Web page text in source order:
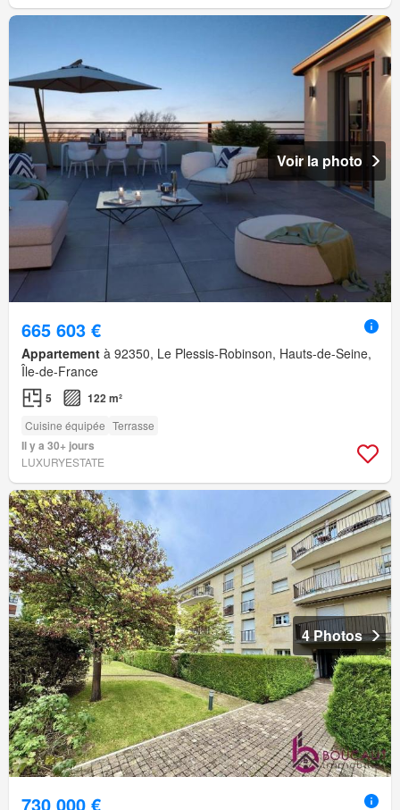
Voir la photo
665 603 €
Appartement à 92350, Le Plessis-Robinson, Hauts-de-Seine,
Île-de-France
5 122 m²
Cuisine équipée Terrasse
Il y a 30+ jours
LUXURYESTATE
4 Photos
730 000 €